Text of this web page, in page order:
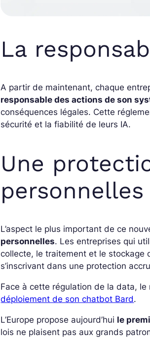
La
A partir de maintenant, chaque
responsable des actions de son
conséquences légales. Cette
sécurité et la fiabilité de leurs IA.
Une
personnelles
L’aspect le plus important de ce
personnelles. Les entreprises qui
collecte, le traitement et le stockage
s’inscrivant dans une protection
Face à cette régulation de la data, le
déploiement de son chatbot Bard.
L’Europe propose aujourd’hui le
lois ne plaisent pas aux grands